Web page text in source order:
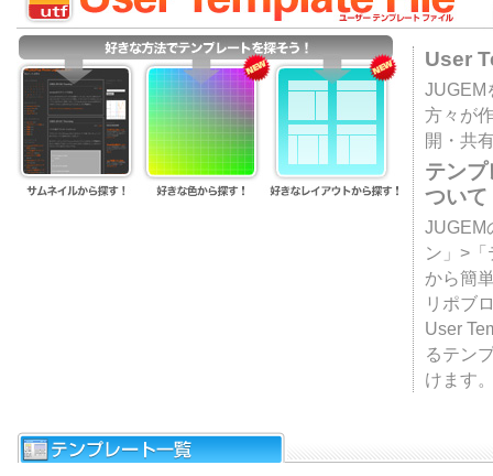
User
JUGEM
方々が
開・共
テン
ついて
JUGEM
ン」>
から簡
リポブ
User
るテン
けます